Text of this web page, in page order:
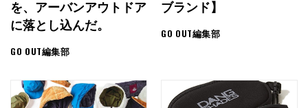
を、アーバンアウトドア
に落とし込んだ。
GO OUT編集部
ブランド】
GO OUT編集部